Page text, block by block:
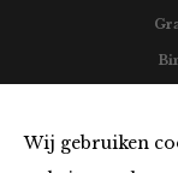
Wij gebruiken